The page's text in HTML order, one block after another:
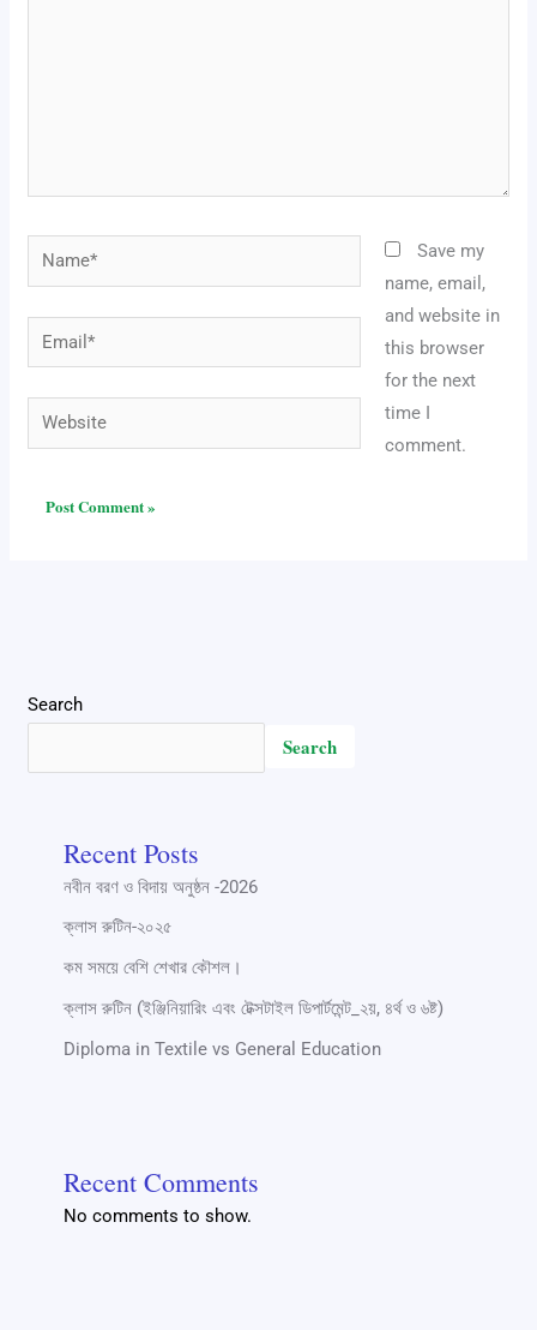
Name*
Email*
Website
Save my
name, email,
and website in
this browser
for the next
time I
comment.
Search
Search
Recent Posts
নবীন বরণ ও বিদায় অনুষ্ঠন -2026
ক্লাস রুটিন-২০২৫
কম সময়ে বেশি শেখার কৌশল।
ক্লাস রুটিন (ইঞ্জিনিয়ারিং এবং টেক্সটাইল ডিপার্টমেন্ট_২য়, ৪র্থ ও ৬ষ্ট)
Diploma in Textile vs General Education
Recent Comments
No comments to show.